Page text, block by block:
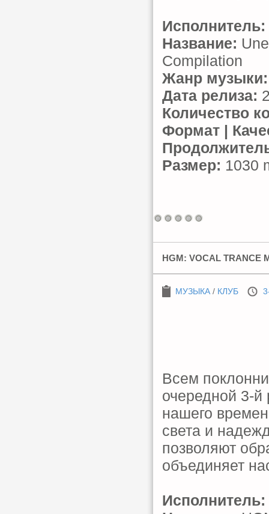
Исполнитель:
Название:
Compilation
Жанр музыки:
Дата релиза:
Количество
Формат |
Размер: 1030
HGM: VOCAL TRANCE
МУЗЫКА / КЛУБ
Всем
очередной 3-й
нашего
света и
позволяют
объединяет
Исполнитель: